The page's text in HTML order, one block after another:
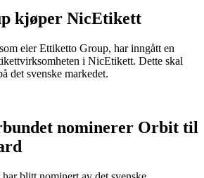
kjøper NicEtikett
eier Ettiketto Group, har inngått en
i NicEtikett. Dette skal
det svenske markedet.
nominerer Orbit til